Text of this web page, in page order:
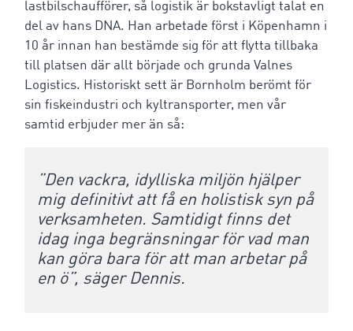
lastbilschaufförer, så logistik är bokstavligt talat en
del av hans DNA. Han arbetade först i Köpenhamn i
10 år innan han bestämde sig för att flytta tillbaka
till platsen där allt började och grunda Valnes
Logistics. Historiskt sett är Bornholm berömt för
sin fiskeindustri och kyltransporter, men vår
samtid erbjuder mer än så:
”Den vackra, idylliska miljön hjälper
mig definitivt att få en holistisk syn på
verksamheten. Samtidigt finns det
idag inga begränsningar för vad man
kan göra bara för att man arbetar på
en ö”, säger Dennis.